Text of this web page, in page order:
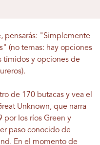
pensarás: "Simplemente
(no temas: hay opciones
tímidos y opciones de
de 170 butacas y vea el
Unknown, que narra
por los ríos Green y
paso conocido de
En el momento de